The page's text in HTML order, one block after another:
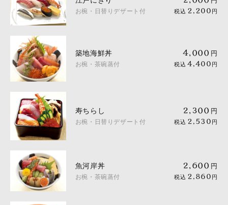
お椀・日替りデザート付 税込 2,200 円
築地海鮮丼
お椀・茶碗蒸付
4,000 円
税込 4,400 円
寿ちらし
お椀・日替りデザート付
2,300 円
税込 2,530 円
魚河岸丼
お椀・茶碗蒸付
2,600 円
税込 2,860 円